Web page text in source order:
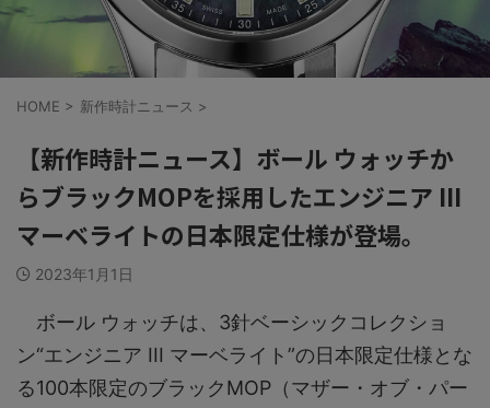
HOME > 新作時計ニュース >
【新作時計ニュース】ボール ウォッチか
らブラックMOPを採用したエンジニア III
マーベライトの日本限定仕様が登場。
2023年1月1日
ボール ウォッチは、3針ベーシックコレクショ
ン“エンジニア III マーベライト”の日本限定仕様とな
る100本限定のブラックMOP（マザー・オブ・パー